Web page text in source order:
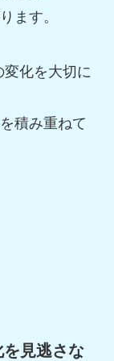
ます。
化を大切に
積み重ねて
見逃さな